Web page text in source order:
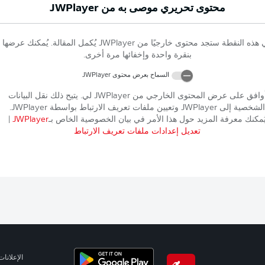
محتوى تحريري موصى به منJWPlayer
هذه النقطة ستجد محتوى خارجيًا منJWPlayer يُكمل المقالة. يُمكنك عرضها
بنقرة واحدة وإخفائها مرة أخرى.
السماح بعرض محتوىJWPlayer
على عرض المحتوى الخارجي منJWPlayer لي. يتيح ذلك نقل البيانات
الشخصية إلى JWPlayer وتعيين ملفات تعريف الارتباط بواسطة JWPlayer
.
معرفة المزيد حول هذا الأمر في بيان الخصوصية الخاص بـJWPlayer
تعديل إعدادات ملفات تعريف الارتباط